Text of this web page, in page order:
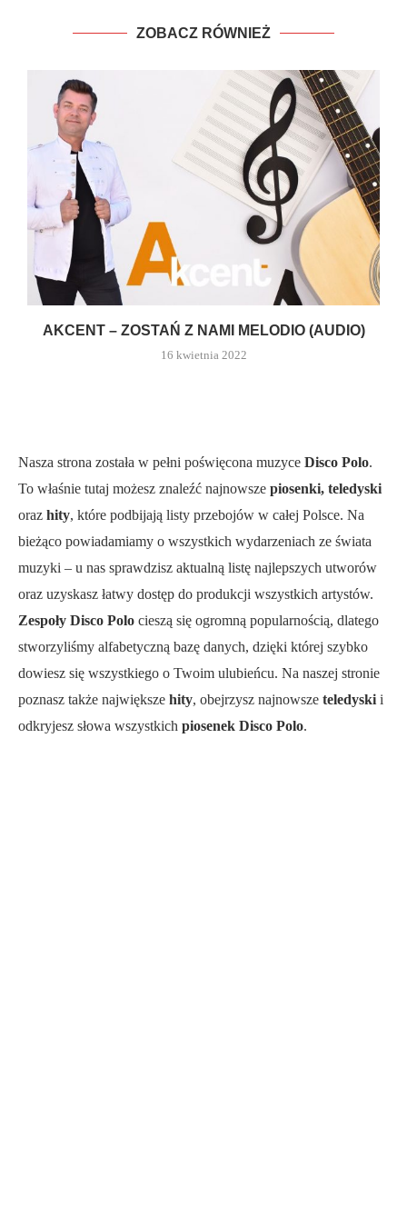
ZOBACZ RÓWNIEŻ
AKCENT – ZOSTAŃ Z NAMI MELODIO (AUDIO)
16 kwietnia 2022
Nasza strona została w pełni poświęcona muzyce Disco Polo.
To właśnie tutaj możesz znaleźć najnowsze piosenki, teledyski
oraz hity, które podbijają listy przebojów w całej Polsce. Na
bieżąco powiadamiamy o wszystkich wydarzeniach ze świata
muzyki – u nas sprawdzisz aktualną listę najlepszych utworów
oraz uzyskasz łatwy dostęp do produkcji wszystkich artystów.
Zespoły Disco Polo cieszą się ogromną popularnością, dlatego
stworzyliśmy alfabetyczną bazę danych, dzięki której szybko
dowiesz się wszystkiego o Twoim ulubieńcu. Na naszej stronie
poznasz także największe hity, obejrzysz najnowsze teledyski i
odkryjesz słowa wszystkich piosenek Disco Polo.